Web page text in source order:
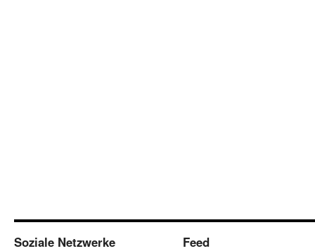
Soziale Netzwerke Feed